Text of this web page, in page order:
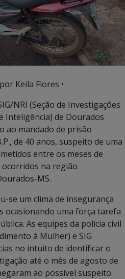
por Keila Flores •
NRI (Seção de Investigações
Inteligência) de Dourados
ao mandado de prisão
de 40 anos, suspeito de uma
entre os meses de
ocorridos na região
MS.
se um clima de insegurança
ocasionando uma força tarefa
As equipes da polícia civil
à Mulher) e SIG
no intuito de identificar o
até o mês de agosto de
ao possível suspeito.